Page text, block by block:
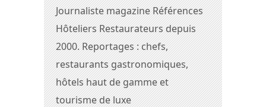
Journaliste magazine Références
Hôteliers Restaurateurs depuis
2000. Reportages : chefs,
restaurants gastronomiques,
hôtels haut de gamme et
tourisme de luxe